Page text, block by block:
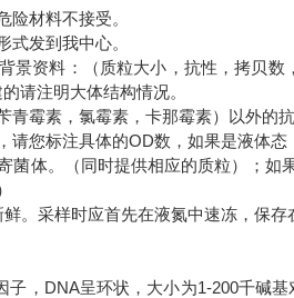
险材料不接受。
式发到我中心。
景资料：（质粒大小，抗性，拷贝
请注明大体结构情况。
青霉素，氯霉素，卡那霉素）以外的抗
请您标注具体的OD数，如果是液体态
菌体。（同时提供相应的质粒）；
。采样时应首先在液氮中速冻，保存
，DNA呈环状，大小为1-200千碱